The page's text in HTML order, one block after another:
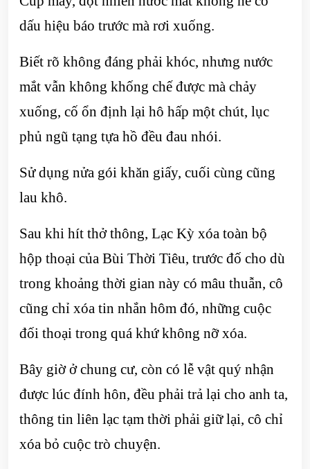
dấu hiệu báo trước mà rơi xuống.
Biết rõ không đáng phải khóc, nhưng nước
mắt vẫn không khống chế được mà chảy
xuống, cố ổn định lại hô hấp một chút, lục
phủ ngũ tạng tựa hồ đều đau nhói.
Sử dụng nửa gói khăn giấy, cuối cùng cũng
lau khô.
Sau khi hít thở thông, Lạc Kỳ xóa toàn bộ
hộp thoại của Bùi Thời Tiêu, trước đố cho dù
trong khoảng thời gian này có mâu thuẫn, cô
cũng chỉ xóa tin nhắn hôm đó, những cuộc
đối thoại trong quá khứ không nỡ xóa.
Bây giờ ở chung cư, còn có lễ vật quý nhận
được lúc đính hôn, đều phải trả lại cho anh ta,
thông tin liên lạc tạm thời phải giữ lại, cô chỉ
xóa bỏ cuộc trò chuyện.